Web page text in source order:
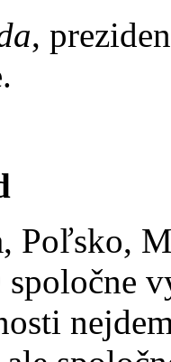
,
Poľsko,
spoločne